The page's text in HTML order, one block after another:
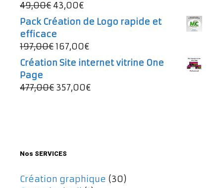
997,00€.
49,00€ Le
prix
initial
était :
49,00€.
43,00€Le
prix
actuel
est :
Pack Création de Logo rapide et
efficace
197,00€Le
prix
était :
197,00€.
167,00€Le
prix
est :
Création Site internet vitrine One
Page
477,00€ Le
357,00€Le
Nos SERVICES
Création graphique (30)